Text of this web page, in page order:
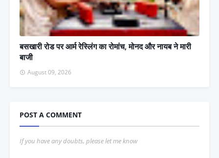
बसखारी रोड पर आर्म रेस्लिंग का रोमांच, मोनद और नायब ने मारी
बाजी
August 09, 2026
POST A COMMENT
If you have any doubts, please let me know